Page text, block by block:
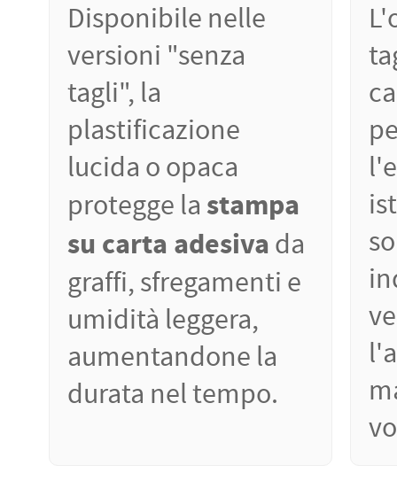
Disponibile nelle
versioni "senza
tagli", la
plastificazione
lucida o opaca
protegge la stampa
su carta adesiva da
graffi, sfregamenti e
umidità leggera,
aumentandone la
durata nel tempo.